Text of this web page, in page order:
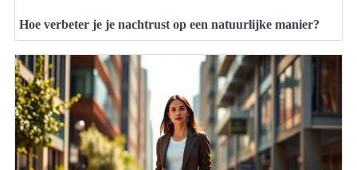
Hoe verbeter je je nachtrust op een natuurlijke manier?